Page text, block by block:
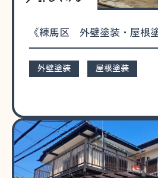
《練馬区 外壁塗装・屋根
外壁塗装 屋根塗装